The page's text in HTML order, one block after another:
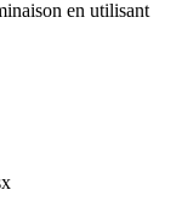
en utilisant